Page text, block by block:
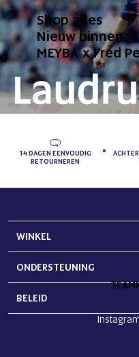
Shop alles
Nieuw binnen
MEYBA x Fred
14 DAGEN EENVOUDIG
RETOURNEREN
WINKEL
ONDERSTEUNING
BELEID